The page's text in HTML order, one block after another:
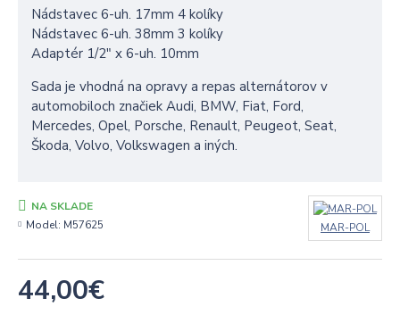
Nádstavec 6-uh. 17mm 4 kolíky
Nádstavec 6-uh. 38mm 3 kolíky
Adaptér 1/2" x 6-uh. 10mm
Sada je vhodná na opravy a repas alternátorov v
automobiloch značiek Audi, BMW, Fiat, Ford,
Mercedes, Opel, Porsche, Renault, Peugeot, Seat,
Škoda, Volvo, Volkswagen a iných.
44,00€
NA SKLADE
Model: M57625 MAR-POL